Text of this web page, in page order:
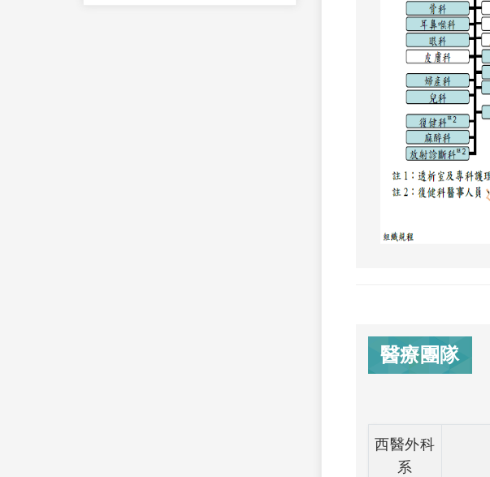
醫療團隊
西醫外科
系